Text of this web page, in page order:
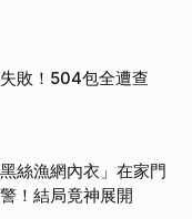
敗！504包全遭查
絲漁網內衣」在家門
！結局竟神展開